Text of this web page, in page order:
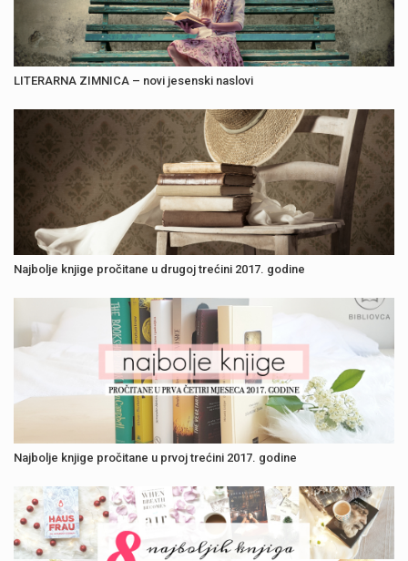
LITERARNA ZIMNICA – novi jesenski naslovi
Najbolje knjige pročitane u drugoj trećini 2017. godine
Najbolje knjige pročitane u prvoj trećini 2017. godine